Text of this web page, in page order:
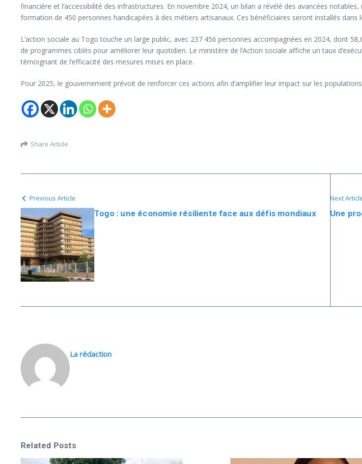
financière et l’accessibilité des infrastructures. En novembre 2024, un bilan a révélé des avancées
formation de 450 personnes handicapées à des métiers artisanaux. Ces bénéficiaires seront installés dans
L’action sociale au Togo touche un large public, avec 237 456 personnes accompagnées en 2024, dont
de programmes ciblés pour améliorer leur quotidien. Le ministère de l’Action sociale affiche un taux
témoignant de l’efficacité des mesures mises en place.
Pour 2025, le gouvernement prévoit de renforcer ces actions afin d’amplifier leur impact sur les
Share Article
Previous Article
Togo : une économie résiliente face aux défis mondiaux
Next
Une
La rédaction
Related Posts